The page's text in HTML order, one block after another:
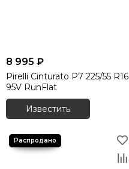
8 995 ₽
Pirelli Cinturato P7 225/55 R16
95V RunFlat
Известить